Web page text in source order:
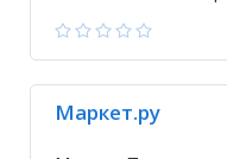
Маркет.ру